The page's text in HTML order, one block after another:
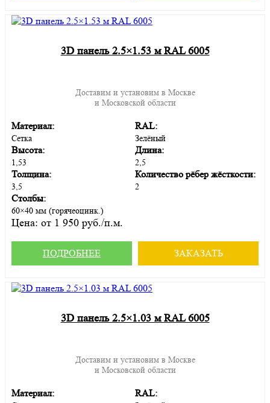
3D панель 2.5×1.53 м RAL 6005
Доставим и установим в Москве
и Московской области
Материал:
Сетка
RAL:
Зелёный
Высота:
1,53
Длина:
2,5
Толщина:
3,5
Количество рёбер жёсткости:
2
Столбы:
60×40 мм (горячеоцинк.)
Цена: от 1 950 руб./п.м.
ПОДРОБНЕЕ ЗАКАЗАТЬ
3D панель 2.5×1.03 м RAL 6005
Доставим и установим в Москве
и Московской области
Материал: RAL: